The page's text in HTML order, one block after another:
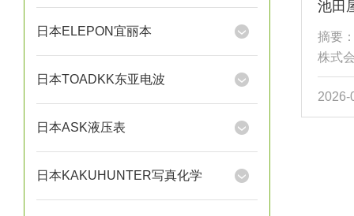
日本ELEPON宜丽本
日本TOADKK东亚电波
日本ASK液压表
日本KAKUHUNTER写真化学
度0至
半导
控制
摘要
株式
采用
胶采
属材
2026-